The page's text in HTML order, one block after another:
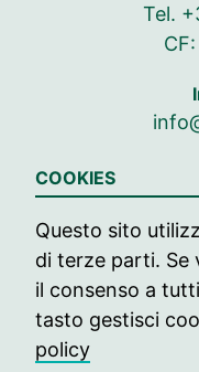
Tel.
©
COOKIES
Questo sito
di terze parti. Se
il consenso a
tasto gestisci
policy